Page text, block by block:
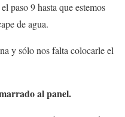
paso 9 hasta que estemos
de agua.
y sólo nos falta colocarle el
al panel.